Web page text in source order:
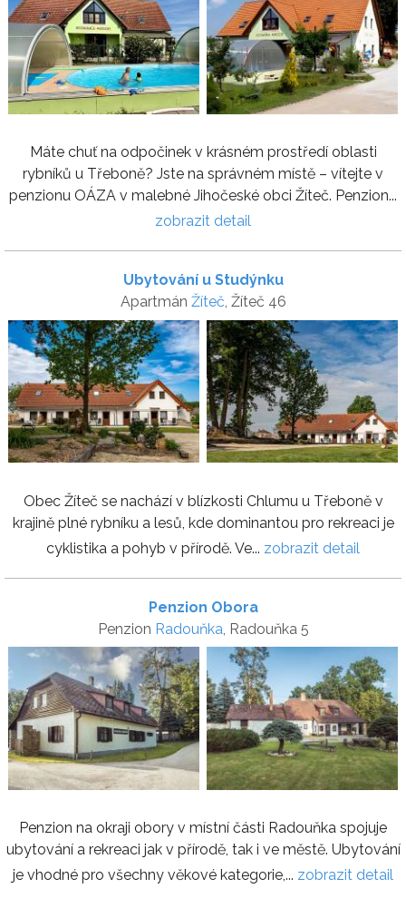
Máte chuť na odpočinek v krásném prostředí oblasti
rybníků u Třeboně? Jste na správném místě – vítejte v
penzionu OÁZA v malebné Jihočeské obci Žíteč. Penzion...
zobrazit detail
Ubytování u Studýnku
Apartmán Žíteč, Žíteč 46
Obec Žíteč se nachází v blízkosti Chlumu u Třeboně v
krajině plné rybníku a lesů, kde dominantou pro rekreaci je
cyklistika a pohyb v přírodě. Ve... zobrazit detail
Penzion Obora
Penzion Radouňka , Radouňka 5
Penzion na okraji obory v místní části Radouňka spojuje
ubytování a rekreaci jak v přírodě, tak i ve městě. Ubytování
je vhodné pro všechny věkové kategorie,... zobrazit detail